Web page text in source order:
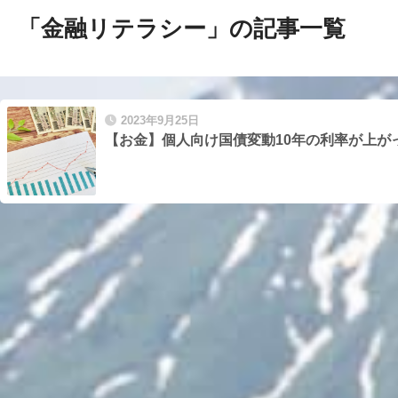
「金融リテラシー」の記事一覧
2023年9月25日
【お金】個人向け国債変動10年の利率が上が